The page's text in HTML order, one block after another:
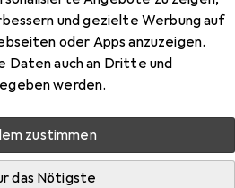
und gezielte Werbung auf
oder Apps anzuzeigen.
Daten auch an Dritte und
werden.
zustimmen
das Nötigste
Pops
leckersten Ice
für jeden
Anlass - inkl.